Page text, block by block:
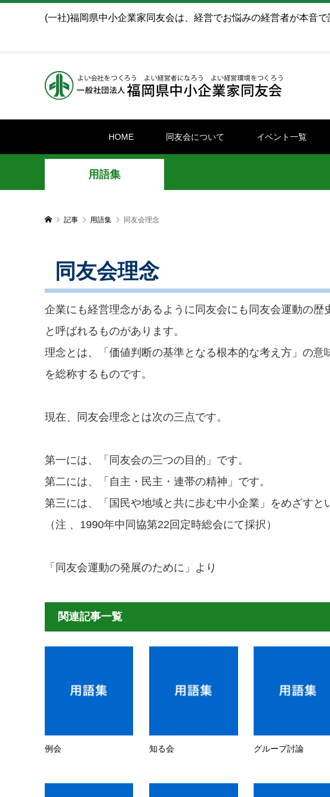
(一社)福岡県中小企業家同友会は、経営でお悩みの経営者が本音で
HOME 同友会について イベント一覧
用語集
記事 用語集 同友会理念
同友会理念
企業にも経営理念があるように同友会にも同友会運動の
と呼ばれるものがあります。
理念とは、「価値判断の基準となる根本的な考え方」の
を総称するものです。
現在、同友会理念とは次の三点です。
第一には、「同友会の三つの目的」です。
第二には、「自主・民主・連帯の精神」です。
第三には、「国民や地域と共に歩む中小企業」をめざすと
（注 、1990年中同協第22回定時総会にて採択）
「同友会運動の発展のために」より
関連記事一覧
例会 知る会 グループ討論